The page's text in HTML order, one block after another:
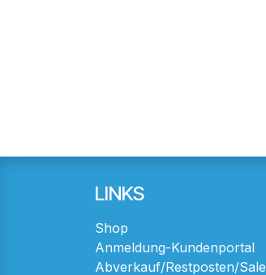
LINKS
Shop
Anmeldung-Kundenportal
Abverkauf/Restposten/Sale